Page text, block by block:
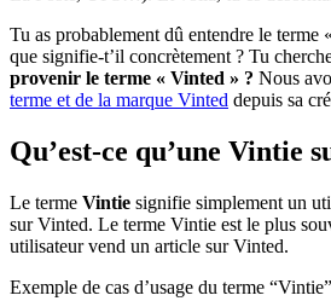
Tu as probablement dû entendre le terme
que signifie-t’il concrètement ? Tu
provenir le terme « Vinted » ? Nous
terme et de la marque Vinted depuis sa
Qu’est-ce qu’une Vintie
Le terme Vintie signifie simplement un
sur Vinted. Le terme Vintie est le plus
utilisateur vend un article sur Vinted.
Exemple de cas d’usage du terme